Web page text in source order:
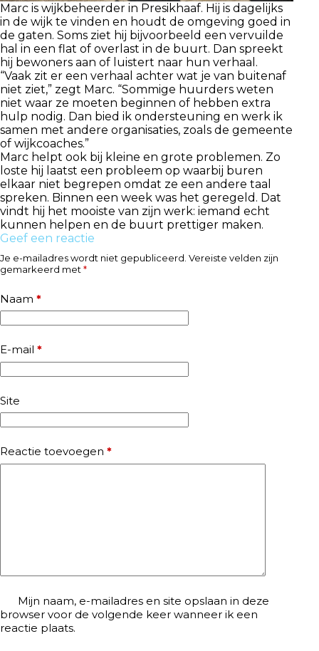
Marc is wijkbeheerder in Presikhaaf. Hij is dagelijks
in de wijk te vinden en houdt de omgeving goed in
de gaten. Soms ziet hij bijvoorbeeld een vervuilde
hal in een flat of overlast in de buurt. Dan spreekt
hij bewoners aan of luistert naar hun verhaal.
“Vaak zit er een verhaal achter wat je van buitenaf
niet ziet,” zegt Marc. “Sommige huurders weten
niet waar ze moeten beginnen of hebben extra
hulp nodig. Dan bied ik ondersteuning en werk ik
samen met andere organisaties, zoals de gemeente
of wijkcoaches.”
Marc helpt ook bij kleine en grote problemen. Zo
loste hij laatst een probleem op waarbij buren
elkaar niet begrepen omdat ze een andere taal
spreken. Binnen een week was het geregeld. Dat
vindt hij het mooiste van zijn werk: iemand echt
kunnen helpen en de buurt prettiger maken.
Geef een reactie
Je e-mailadres wordt niet gepubliceerd. Vereiste velden zijn
gemarkeerd met *
Naam *
E-mail *
Site
Reactie toevoegen *
Mijn naam, e-mailadres en site opslaan in deze
browser voor de volgende keer wanneer ik een
reactie plaats.